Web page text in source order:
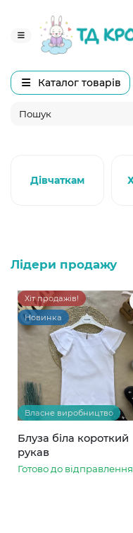
Каталог товарів
Дівчаткам
Лідери продажу
Хіт продажів!
Новинка
Власне виробництво
Блуза біла короткий
рукав
Готово до відправлення